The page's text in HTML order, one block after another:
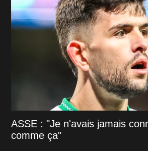
ASSE : "Je n'avais jamais
comme ça"